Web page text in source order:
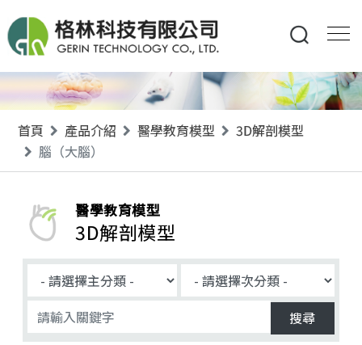
首頁 產品介紹 醫學教育模型
3D解剖模型
腦（大腦）
醫學教育模型
3D解剖模型
搜尋